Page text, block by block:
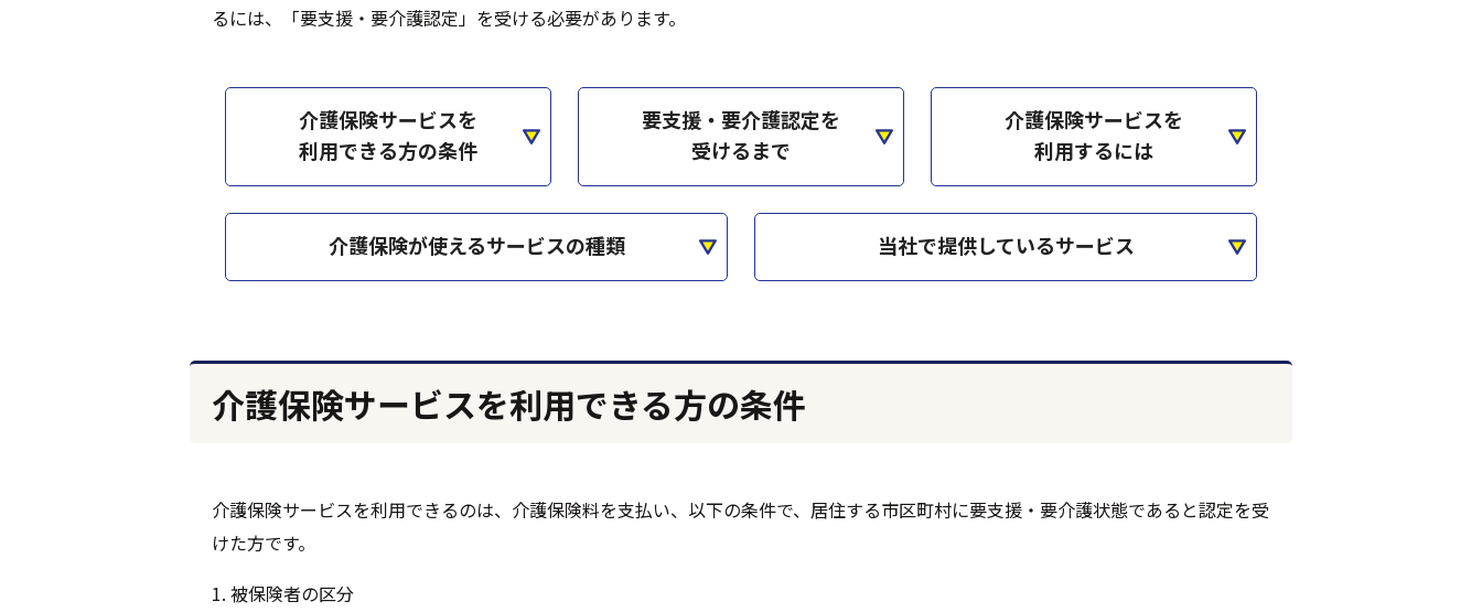
るには、「要支援・要介護認定」を受ける必要があります。
介護保険サービスを
利用できる方の条件
要支援・要介護認定を
受けるまで
介護保険サービスを
利用するには
介護保険が使えるサービスの種類 当社で提供しているサービス
介護保険サービスを利用できる方の条件
介護保険サービスを利用できるのは、介護保険料を支払い、以下の条件で、居住する市区町村に要支援・要介護状態であると認定を受
けた方です。
1. 被保険者の区分